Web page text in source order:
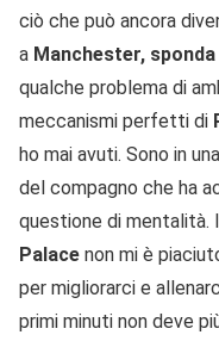
ciò che può ancora
a Manchester,
qualche problema di
meccanismi perfetti di
ho mai avuti. Sono in
del compagno che ha
questione di mentalità.
Palace non mi è
per migliorarci e
primi minuti non deve